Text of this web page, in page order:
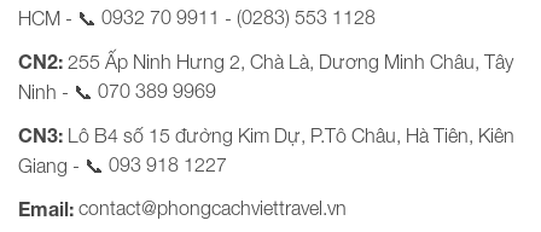
HCM - 📞 0932 70 9911 - (0283) 553 1128
CN2: 255 Ấp Ninh Hưng 2, Chà Là, Dương Minh Châu, Tây
Ninh - 📞 070 389 9969
CN3: Lô B4 số 15 đường Kim Dự, P.Tô Châu, Hà Tiên, Kiên
Giang - 📞 093 918 1227
Email: contact@phongcachviettravel.vn